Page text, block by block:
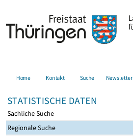
Home Kontakt Suche Newsletter
STATISTISCHE DATEN
Sachliche Suche
Regionale Suche